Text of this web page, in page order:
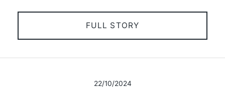
FULL STORY
22/10/2024